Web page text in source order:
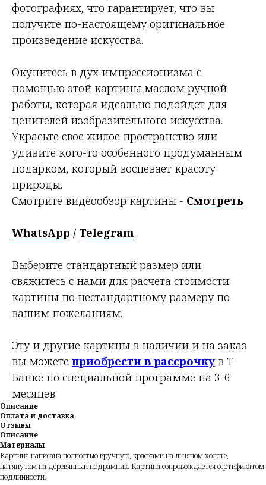
фотографиях, что гарантирует, что вы
получите по-настоящему оригинальное
произведение искусства.
Окунитесь в дух импрессионизма с
помощью этой картины маслом ручной
работы, которая идеально подойдет для
ценителей изобразительного искусства.
Украсьте свое жилое пространство или
удивите кого-то особенного продуманным
подарком, который воспевает красоту
природы.
Смотрите видеообзор картины - Смотреть
WhatsApp / Telegram
Выберите стандартный размер или
свяжитесь с нами для расчета стоимости
картины по нестандартному размеру по
вашим пожеланиям.
Эту и другие картины в наличии и на заказ
вы можете приобрести в рассрочку в Т-
Банке по специальной программе на 3-6
месяцев.
Описание
Оплата и доставка
Отзывы
Описание
Материалы
Картина написана полностью вручную, красками на льняном холсте,
натянутом на деревянный подрамник. Картина сопровождается сертификатом
подлинности.